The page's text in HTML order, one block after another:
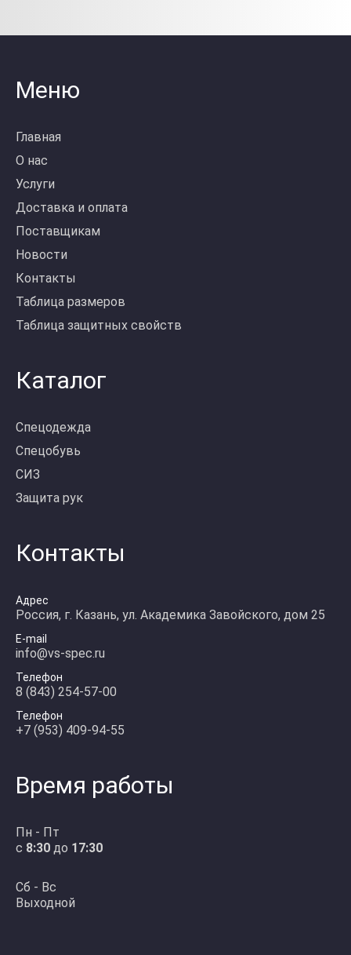
Меню
Главная
О нас
Услуги
Доставка и оплата
Поставщикам
Новости
Контакты
Таблица размеров
Таблица защитных свойств
Каталог
Спецодежда
Спецобувь
СИЗ
Защита рук
Контакты
Адрес
Россия, г. Казань, ул. Академика Завойского, дом 25
E-mail
info@vs-spec.ru
Телефон
8 (843) 254-57-00
Телефон
+7 (953) 409-94-55
Время работы
Пн - Пт
с 8:30 до 17:30
Сб - Вс
Выходной